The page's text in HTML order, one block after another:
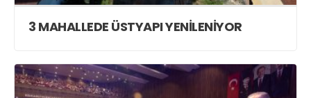
3 MAHALLEDE ÜSTYAPI YENİLENİYOR